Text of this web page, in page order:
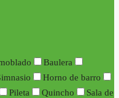
Baulera
Horno de barro
Pileta Quincho
Sala de